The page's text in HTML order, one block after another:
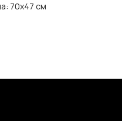
70х47 см